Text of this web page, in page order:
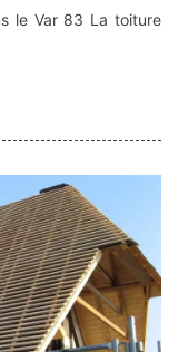
le Var 83 La toiture